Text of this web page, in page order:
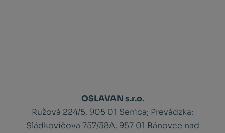
OSLAVAN s.r.o.
Ružová 224/5, 905 01 Senica; Prevádzka:
Sládkovičova 757/38A, 957 01 Bánovce nad